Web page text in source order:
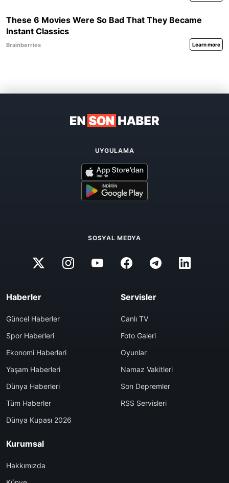
UYGULAMA
SOSYAL MEDYA
Haberler
Güncel Haberler
Spor Haberleri
Ekonomi Haberleri
Yaşam Haberleri
Dünya Haberleri
Tüm Haberler
Dünya Kupası 2026
Servisler
Canlı TV
Foto Galeri
Oyunlar
Namaz Vakitleri
Son Depremler
RSS Servisleri
Kurumsal
Hakkımızda